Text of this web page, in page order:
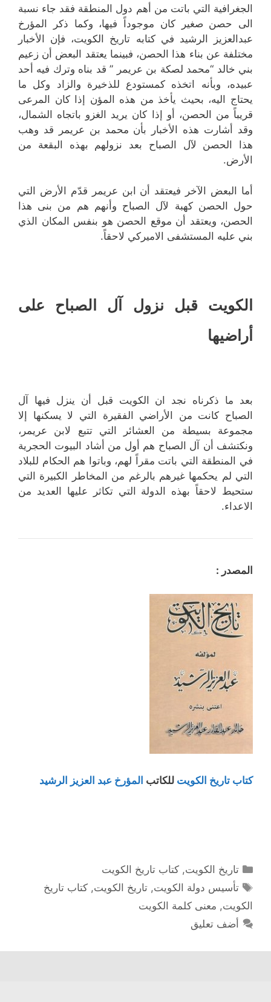
الجغرافية التي باتت من أهم دول المنطقة فقد جاء نسبة
الى حصن صغير كان موجوداً فيها، وكما ذكر المؤرخ
عبدالعزيز الرشيد في كتابه تاريخ الكويت، فإن الأخبار
مختلفة عن بناء هذا الحصن، فبينما يعتقد البعض أن زعيم
بني خالد “محمد لصكة بن عريمر ” قد بناه وترك فيه أحد
عبيده، وبأنه اتخذه كمستودع للذخيرة والزاد وكل ما
يحتاج اليه، بحيث يأخذ من هذه المؤن إذا كان المرعى
قريباً من الحصن، أو إذا كان يريد الغزو باتجاه الشمال،
وقد أشارت هذه الأخبار بأن محمد بن عريمر قد وهب
هذا الحصن لآل الصباح بعد نزولهم بهذه البقعة من
الأرض.
أما البعض الآخر فيعتقد أن ابن عريمر قدّم الأرض التي
حول الحصن كهبة لآل الصباح وأنهم هم من بنى هذا
الحصن، ويعتقد أن موقع الحصن هو بنفس المكان الذي
بني عليه المستشفى الاميركي لاحقاً.
الكويت قبل نزول آل الصباح على
أراضيها
بعد ما ذكرناه نجد ان الكويت قبل أن ينزل فيها آل
الصباح كانت من الأراضي الفقيرة التي لا يسكنها إلا
مجموعة بسيطة من العشائر التي تتبع لابن عريمر،
ونكتشف أن آل الصباح هم أول من أشاد البيوت الحجرية
في المنطقة التي باتت مقراً لهم، وباتوا هم الحكام للبلاد
التي لم يحكمها غيرهم بالرغم من المخاطر الكبيرة التي
ستحيط لاحقاً بهذه الدولة التي تكاثر عليها العديد من
الاعداء.
المصدر :
كتاب تاريخ الكويت للكاتب المؤرخ عبد العزيز الرشيد
التصنيفات
تاريخ الكويت,كتاب تاريخ الكويت
الوسوم
تأسيس دولة الكويت,تاريخ الكويت,كتاب تاريخ
الكويت, معنى كلمة الكويت
أضف تعليق